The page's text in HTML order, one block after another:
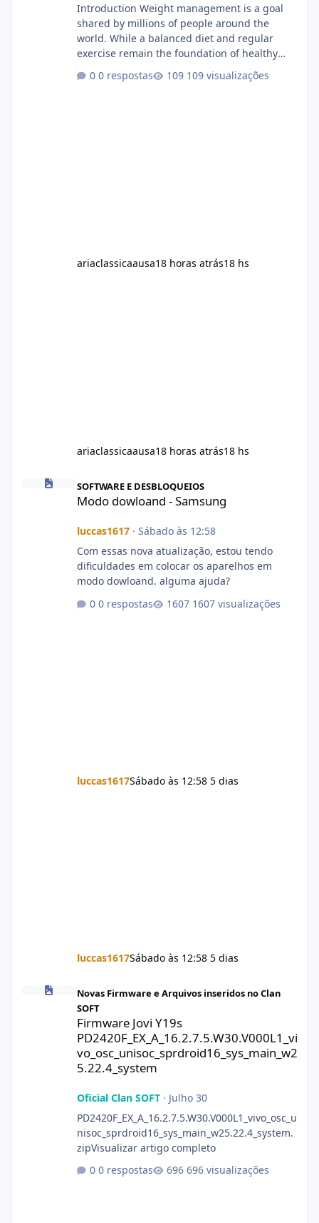
Introduction Weight management is a goal
shared by millions of people around the
world. While a balanced diet and regular
exercise remain the foundation of healthy
dietary supplements for additional support.
0 respostas 109 visualizações
ariaclassicaausa18 horas atrás18 hs
ariaclassicaausa18 horas atrás18 hs
Modo dowloand - Samsung
SOFTWARE E DESBLOQUEIOS
Modo dowloand - Samsung
luccas1617· Sábado às 12:58
Com essas nova atualização, estou tendo
dificuldades em colocar os aparelhos em
modo dowloand. alguma ajuda?
0 respostas
1607 visualizações
luccas1617Sábado às 12:58 5 dias
luccas1617Sábado às 12:58 5 dias
Novas Firmware e Arquivos inseridos no Clan
SOFT
Firmware Jovi Y19s
PD2420F_EX_A_16.2.7.5.W30.V000L1_vi
vo_osc_unisoc_sprdroid16_sys_main_w2
5.22.4_system
Oficial Clan SOFT· Julho 30
PD2420F_EX_A_16.2.7.5.W30.V000L1_vivo_osc_u
nisoc_sprdroid16_sys_main_w25.22.4_system.
zipVisualizar artigo completo
0 respostas
696 visualizações